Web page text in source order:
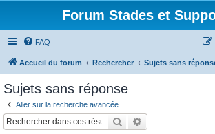
Forum Stades et
FAQ
Accueil du forum Rechercher Sujets sans
Sujets sans réponse
Aller sur la recherche avancée
Rechercher